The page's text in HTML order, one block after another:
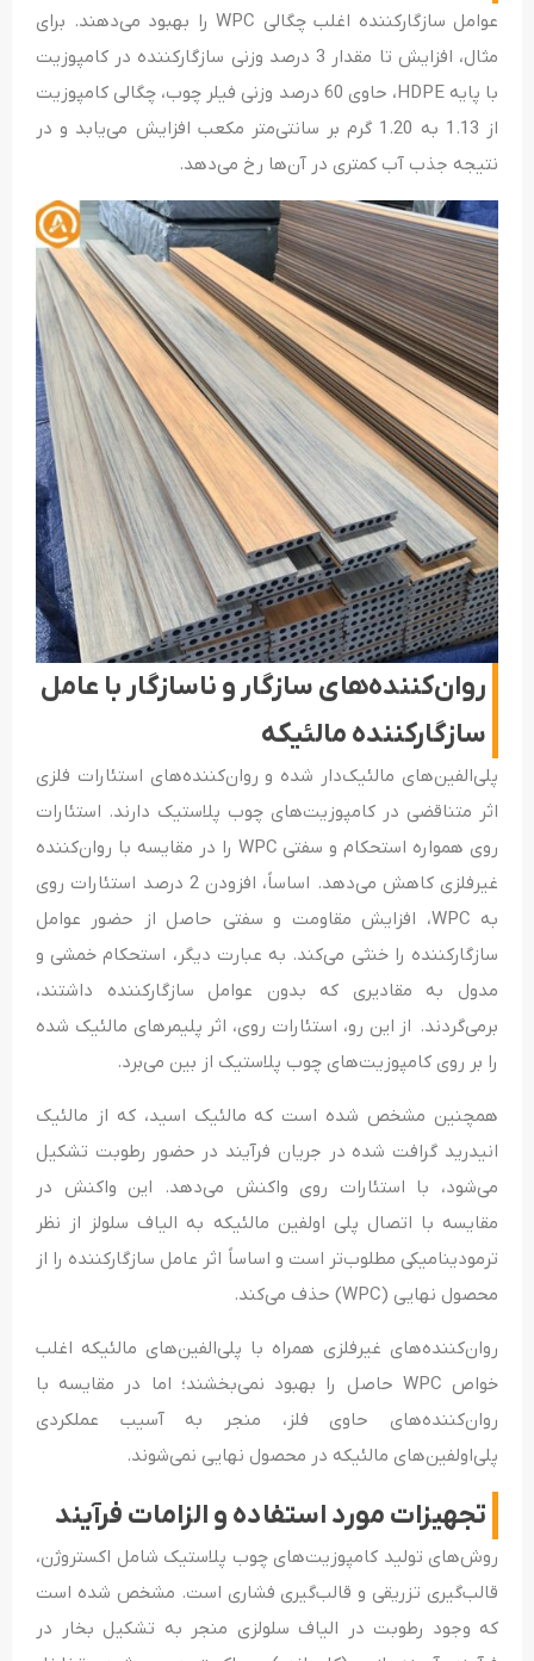
عوامل سازگارکننده اغلب چگالی WPC را بهبود می‌دهند. برای
مثال، افزایش تا مقدار 3 درصد وزنی سازگارکننده در کامپوزیت
با پایه HDPE، حاوی 60 درصد وزنی فیلر چوب، چگالی کامپوزیت
از 1.13 به 1.20 گرم بر سانتی‌متر مکعب افزایش می‌یابد و در
نتیجه جذب آب کمتری در آن‌ها رخ می‌دهد.
روان‌کننده‌های سازگار و ناسازگار با عامل
سازگارکننده مالئیکه
پلی‌الفین‌های مالئیک‌دار شده و روان‌کننده‌های استئارات فلزی
اثر متناقضی در کامپوزیت‌های چوب پلاستیک دارند. استئارات
روی همواره استحکام و سفتی WPC را در مقایسه با روان‌کننده
غیرفلزی کاهش می‌دهد. اساساً، افزودن 2 درصد استئارات روی
به WPC، افزایش‌ مقاومت و سفتی حاصل از حضور عوامل
سازگار‌کننده را خنثی می‌کند. به عبارت دیگر، استحکام خمشی و
مدول به مقادیری که بدون عوامل سازگارکننده داشتند،
برمی‌گردند. از این رو، استئارات روی، اثر پلیمرهای مالئیک شده
را بر روی کامپوزیت‌های چوب پلاستیک از بین می‌برد.
همچنین مشخص شده است که مالئیک اسید، که از مالئیک
انیدرید گرافت شده در جریان فرآیند در حضور رطوبت تشکیل
می‌شود، با استئارات روی واکنش می‌دهد. این واکنش در
مقایسه با اتصال پلی اولفین مالئیکه به الیاف سلولز از نظر
ترمودینامیکی مطلوب‌تر است و اساساً اثر عامل سازگارکننده را از
محصول نهایی (WPC) حذف می‌کند.
روان‌کننده‌های غیرفلزی همراه با پلی‌الفین‌های مالئیکه اغلب
خواص WPC حاصل را بهبود نمی‌بخشند؛ اما در مقایسه با
روان‌کننده‌های حاوی فلز، منجر به آسیب عملکردی
پلی‌اولفین‌های مالئیکه در محصول نهایی نمی‌شوند.
تجهیزات مورد استفاده و الزامات فرآیند
روش‌های تولید کامپوزیت‌های چوب پلاستیک شامل اکستروژن،
قالب‌گیری تزریقی و قالب‌گیری فشاری است. مشخص شده است
که وجود رطوبت در الیاف سلولزی منجر به تشکیل بخار در